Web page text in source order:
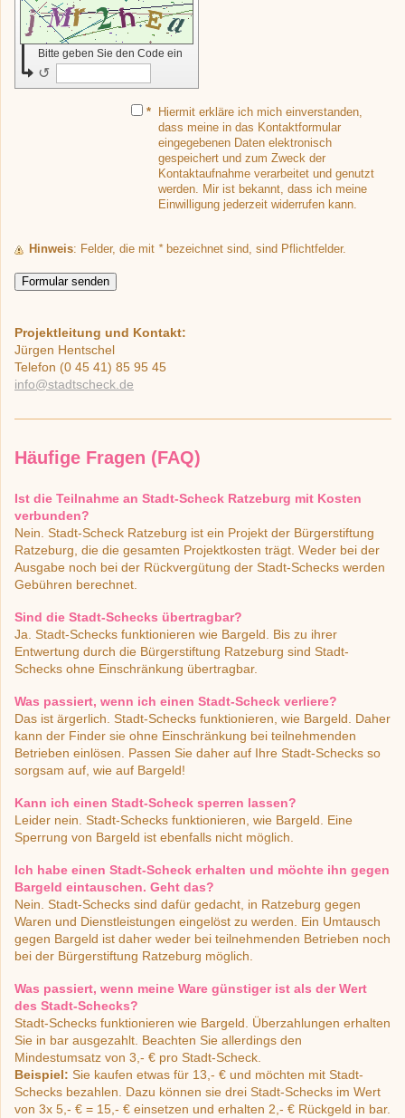
Bitte geben Sie den Code ein
↺
*
Hiermit erkläre ich mich einverstanden,
dass meine in das Kontaktformular
eingegebenen Daten elektronisch
gespeichert und zum Zweck der
Kontaktaufnahme verarbeitet und genutzt
werden. Mir ist bekannt, dass ich meine
Einwilligung jederzeit widerrufen kann.
Hinweis : Felder, die mit *bezeichnet sind, sind Pflichtfelder.
Projektleitung und Kontakt:
Jürgen Hentschel
Telefon (0 45 41) 85 95 45
info@stadtscheck.de
Häufige Fragen (FAQ)
Ist die Teilnahme an Stadt-Scheck Ratzeburg mit Kosten
verbunden?
Nein. Stadt-Scheck Ratzeburg ist ein Projekt der Bürgerstiftung
Ratzeburg, die die gesamten Projektkosten trägt. Weder bei der
Ausgabe noch bei der Rückvergütung der Stadt-Schecks werden
Gebühren berechnet.
Sind die Stadt-Schecks übertragbar?
Ja. Stadt-Schecks funktionieren wie Bargeld. Bis zu ihrer
Entwertung durch die Bürgerstiftung Ratzeburg sind Stadt-
Schecks ohne Einschränkung übertragbar.
Was passiert, wenn ich einen Stadt-Scheck verliere?
Das ist ärgerlich. Stadt-Schecks funktionieren, wie Bargeld. Daher
kann der Finder sie ohne Einschränkung bei teilnehmenden
Betrieben einlösen. Passen Sie daher auf Ihre Stadt-Schecks so
sorgsam auf, wie auf Bargeld!
Kann ich einen Stadt-Scheck sperren lassen?
Leider nein. Stadt-Schecks funktionieren, wie Bargeld. Eine
Sperrung von Bargeld ist ebenfalls nicht möglich.
Ich habe einen Stadt-Scheck erhalten und möchte ihn gegen
Bargeld eintauschen. Geht das?
Nein. Stadt-Schecks sind dafür gedacht, in Ratzeburg gegen
Waren und Dienstleistungen eingelöst zu werden. Ein Umtausch
gegen Bargeld ist daher weder bei teilnehmenden Betrieben noch
bei der Bürgerstiftung Ratzeburg möglich.
Was passiert, wenn meine Ware günstiger ist als der Wert
des Stadt-Schecks?
Stadt-Schecks funktionieren wie Bargeld. Überzahlungen erhalten
Sie in bar ausgezahlt. Beachten Sie allerdings den
Mindestumsatz von 3,- € pro Stadt-Scheck.
Beispiel: Sie kaufen etwas für 13,- € und möchten mit Stadt-
Schecks bezahlen. Dazu können sie drei Stadt-Schecks im Wert
von 3x 5,- € = 15,- € einsetzen und erhalten 2,- € Rückgeld in bar.